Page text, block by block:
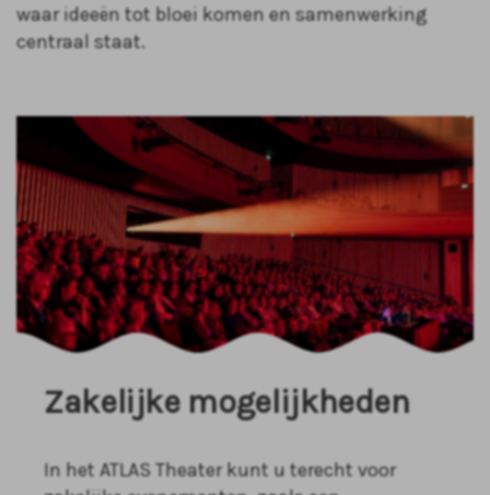
waar ideeën tot bloei komen en samenwerking
centraal staat.
Zakelijke mogelijkheden
In het ATLAS Theater kunt u terecht voor